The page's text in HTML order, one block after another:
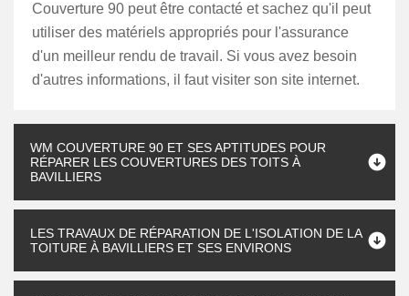
Couverture 90 peut être contacté et sachez qu'il peut
utiliser des matériels appropriés pour l'assurance
d'un meilleur rendu de travail. Si vous avez besoin
d'autres informations, il faut visiter son site internet.
WM COUVERTURE 90 ET SES APTITUDES POUR
RÉPARER LES COUVERTURES DES TOITS À
BAVILLIERS
LES TRAVAUX DE RÉPARATION DE L'ISOLATION DE LA
TOITURE À BAVILLIERS ET SES ENVIRONS